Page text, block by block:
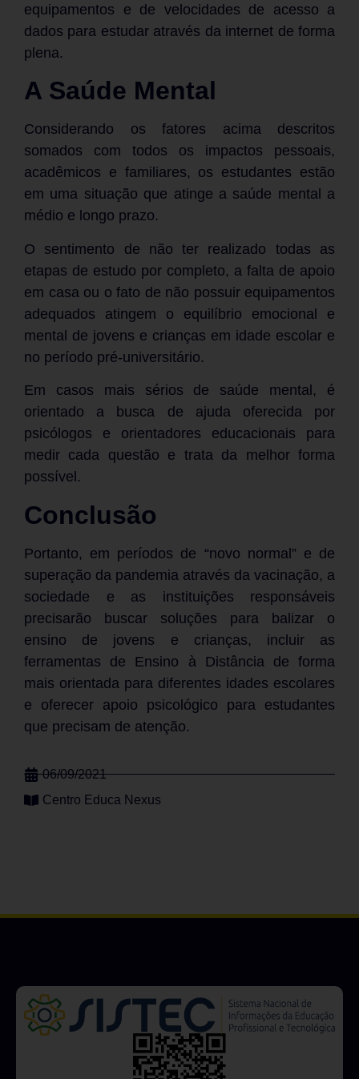
equipamentos e de velocidades de acesso a
dados para estudar através da internet de forma
plena.
A Saúde Mental
Considerando os fatores acima descritos
somados com todos os impactos pessoais,
acadêmicos e familiares, os estudantes estão
em uma situação que atinge a saúde mental a
médio e longo prazo.
O sentimento de não ter realizado todas as
etapas de estudo por completo, a falta de apoio
em casa ou o fato de não possuir equipamentos
adequados atingem o equilíbrio emocional e
mental de jovens e crianças em idade escolar e
no período pré-universitário.
Em casos mais sérios de saúde mental, é
orientado a busca de ajuda oferecida por
psicólogos e orientadores educacionais para
medir cada questão e trata da melhor forma
possível.
Conclusão
Portanto, em períodos de “novo normal” e de
superação da pandemia através da vacinação, a
sociedade e as instituições responsáveis
precisarão buscar soluções para balizar o
ensino de jovens e crianças, incluir as
ferramentas de Ensino à Distância de forma
mais orientada para diferentes idades escolares
e oferecer apoio psicológico para estudantes
que precisam de atenção.
06/09/2021
Centro Educa Nexus